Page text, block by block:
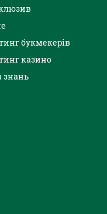
букмекерів
казино
знань